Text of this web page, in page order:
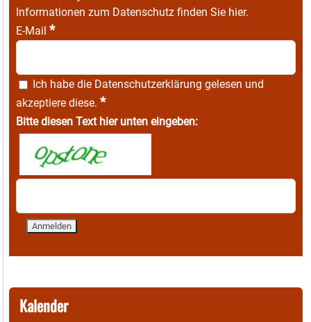
Informationen zum Datenschutz finden Sie hier.
E-Mail *
Ich habe die Datenschutzerklärung gelesen und
akzeptiere diese. *
Bitte diesen Text hier unten eingeben:
Kalender